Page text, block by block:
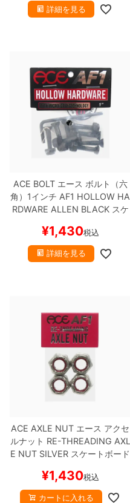
詳細を見る
ACE BOLTエース ボルト（六
角）1インチ AF1 HOLLOW HA
RDWARE ALLEN BLACKスケ
¥1,430税込
詳細を見る
ACE AXLE NUT エース アクセ
ルナット RE-THREADING AXL
E NUT SILVER スケートボード
¥1,430税込
カートに入れる